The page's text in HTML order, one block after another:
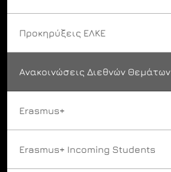
Προκηρύξεις ΕΛΚΕ
Ανακοινώσεις Διεθνών Θεμάτων
Erasmus+
Erasmus+ Incoming Students